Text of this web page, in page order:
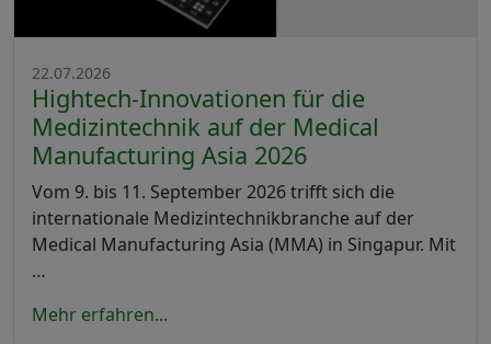
22.07.2026
Hightech-Innovationen für die
Medizintechnik auf der Medical
Manufacturing Asia 2026
Vom 9. bis 11. September 2026 trifft sich die
internationale Medizintechnikbranche auf der
Medical Manufacturing Asia (MMA) in Singapur. Mit
…
Mehr erfahren...